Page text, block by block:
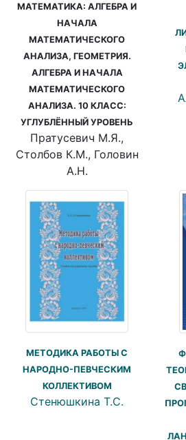
МАТЕМАТИКА: АЛГЕБРА И
НАЧАЛА
МАТЕМАТИЧЕСКОГО
АНАЛИЗА, ГЕОМЕТРИЯ.
АЛГЕБРА И НАЧАЛА
МАТЕМАТИЧЕСКОГО
АНАЛИЗА. 10 КЛАСС:
УГЛУБЛЁННЫЙ УРОВЕНЬ
Пратусевич М.Я.,
Столбов К.М., Головин
А.Н.
МЕТОДИКА РАБОТЫ С
НАРОДНО-ПЕВЧЕСКИМ
КОЛЛЕКТИВОМ
Стенюшкина Т.С.